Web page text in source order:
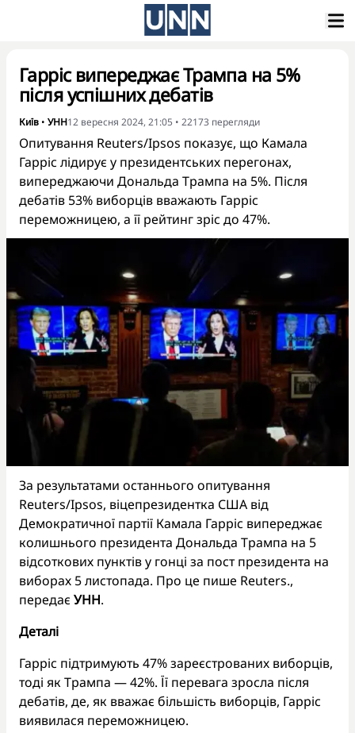
Гарріс випереджає Трампа на 5%
після успішних дебатів
Київ • УНН12 вересня 2024, 21:05 • 22173 перегляди
Опитування Reuters/Ipsos показує, що Камала
Гарріс лідирує у президентських перегонах,
випереджаючи Дональда Трампа на 5%. Після
дебатів 53% виборців вважають Гарріс
переможницею, а її рейтинг зріс до 47%.
За результатами останнього опитування
Reuters/Ipsos, віцепрезидентка США від
Демократичної партії Камала Гарріс випереджає
колишнього президента Дональда Трампа на 5
відсоткових пунктів у гонці за пост президента на
виборах 5 листопада. Про це пише Reuters.,
передає УНН.
Деталі
Гарріс підтримують 47% зареєстрованих виборців,
тоді як Трампа — 42%. Її перевага зросла після
дебатів, де, як вважає більшість виборців, Гарріс
виявилася переможницею.